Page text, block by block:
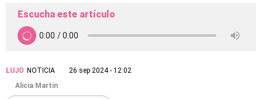
Escucha este artículo
LUJO NOTICIA
26 sep 2024 - 12:02
Alicia Martín